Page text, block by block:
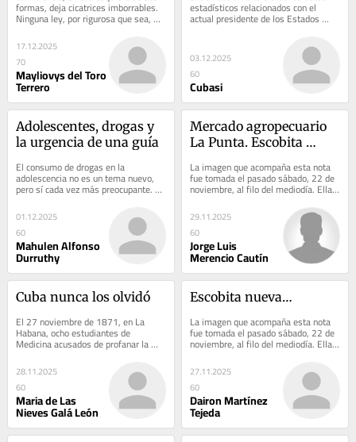
formas, deja cicatrices imborrables.
Ninguna ley, por rigurosa que sea,
puede devolver una vida arrebatada,
sanar...
17.12.2025
70
Mayliovys del Toro
Terrero
estadísticos relacionados con el
actual presidente de los Estados
Unidos, se podría concluir que el
03.12.2025
60
Cubasi
Adolescentes, drogas y
la urgencia de una guía
El consumo de drogas en la
adolescencia no es un tema nuevo,
pero sí cada vez más preocupante. En
una etapa marcada por la búsqueda
de identidad,...
01.12.2025
60
Mahulen Alfonso
Durruthy
Mercado agropecuario
La Punta. Escobita
La imagen que acompaña esta nota
fue tomada el pasado sábado, 22 de
noviembre, al filo del mediodía. Ella
devela el desabastecimiento casi
total...
29.11.2025
60
Jorge Luis
Merencio Cautín
Cuba nunca los olvidó
El 27 noviembre de 1871, en La
Habana, ocho estudiantes de
Medicina acusados de profanar la
sepultura del periodista español
Gonzalo Castañón,...
28.11.2025
60
Maria de Las
Nieves Galá León
Escobita nueva…
La imagen que acompaña esta nota
fue tomada el pasado sábado, 22 de
noviembre, al filo del mediodía. Ella
devela el desabastecimiento casi
total...
27.11.2025
60
Dairon Martínez
Tejeda